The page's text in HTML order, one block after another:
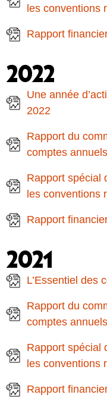
les conventions
Rapport
2022
Une année
2022
Rapport du
comptes
Rapport spécial
les conventions
Rapport
2021
L’Essentiel des
Rapport du
comptes
Rapport spécial
les conventions
Rapport